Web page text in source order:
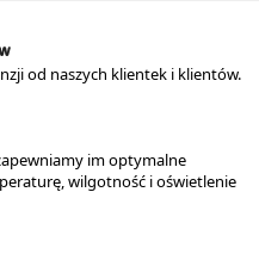
od naszych klientek i klientów.
im optymalne
wilgotność i oświetlenie